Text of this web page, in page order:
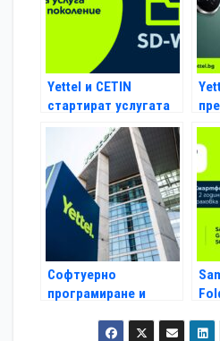
Yettel и CETIN
стартират услугата
SD-WAN за бизнес
клиенти
Софтуерно
програмиране и
най-желаните